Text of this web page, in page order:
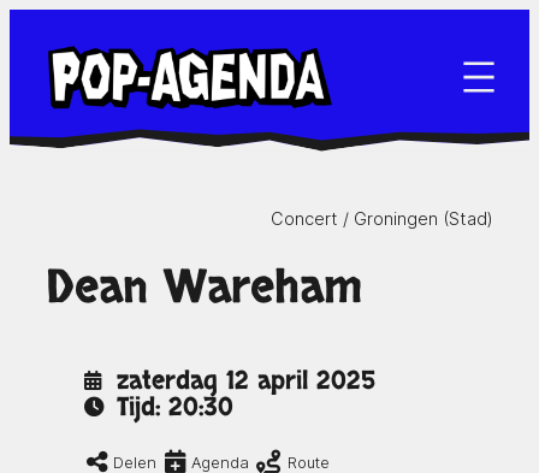
naar
inhoud
Concert / Groningen (Stad)
Dean Wareham
zaterdag 12 april 2025
Tijd: 20:30
Delen Agenda Route